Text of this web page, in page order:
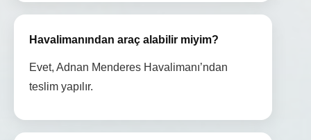
Havalimanından araç alabilir miyim?
Evet, Adnan Menderes Havalimanı’ndan
teslim yapılır.